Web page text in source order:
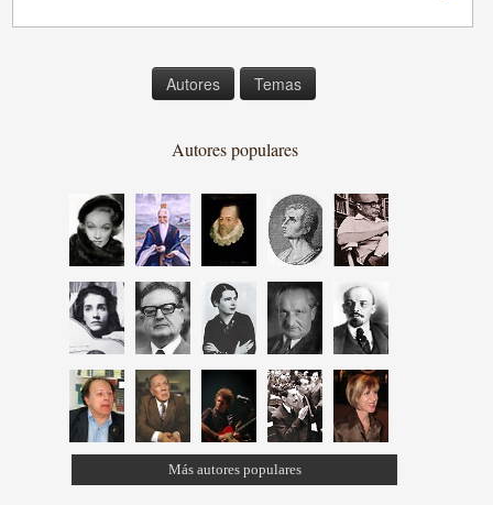
Autores Temas
Autores populares
Más autores populares